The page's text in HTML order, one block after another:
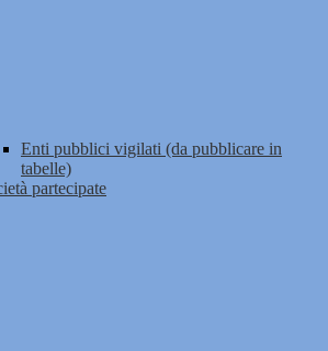
Enti pubblici vigilati (da pubblicare in
tabelle)
partecipate